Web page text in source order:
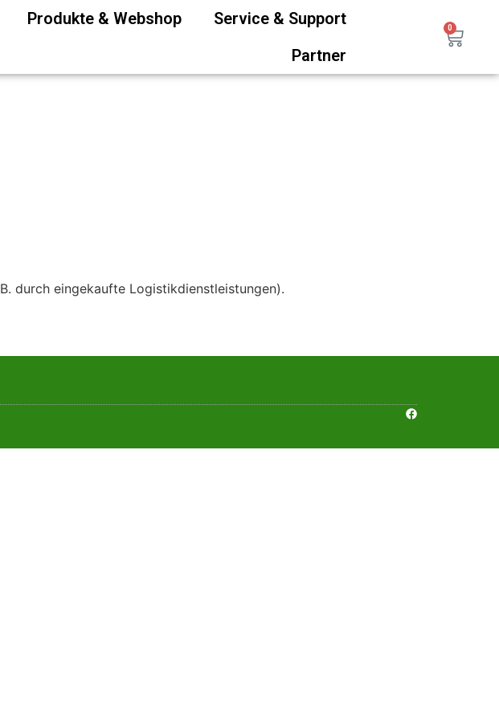
Produkte & Webshop
Service & Support
Partner
0
durch eingekaufte Logistikdienstleistungen).